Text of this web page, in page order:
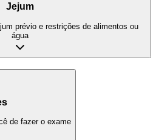
Jejum
prévio e restrições de alimentos ou
água
de fazer o exame